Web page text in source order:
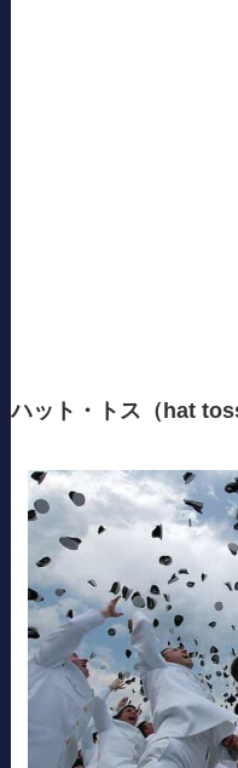
ハット・トス（hat